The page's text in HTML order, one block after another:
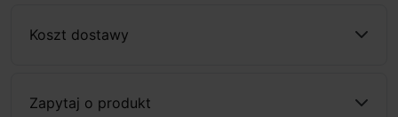
Koszt dostawy
Zapytaj o produkt